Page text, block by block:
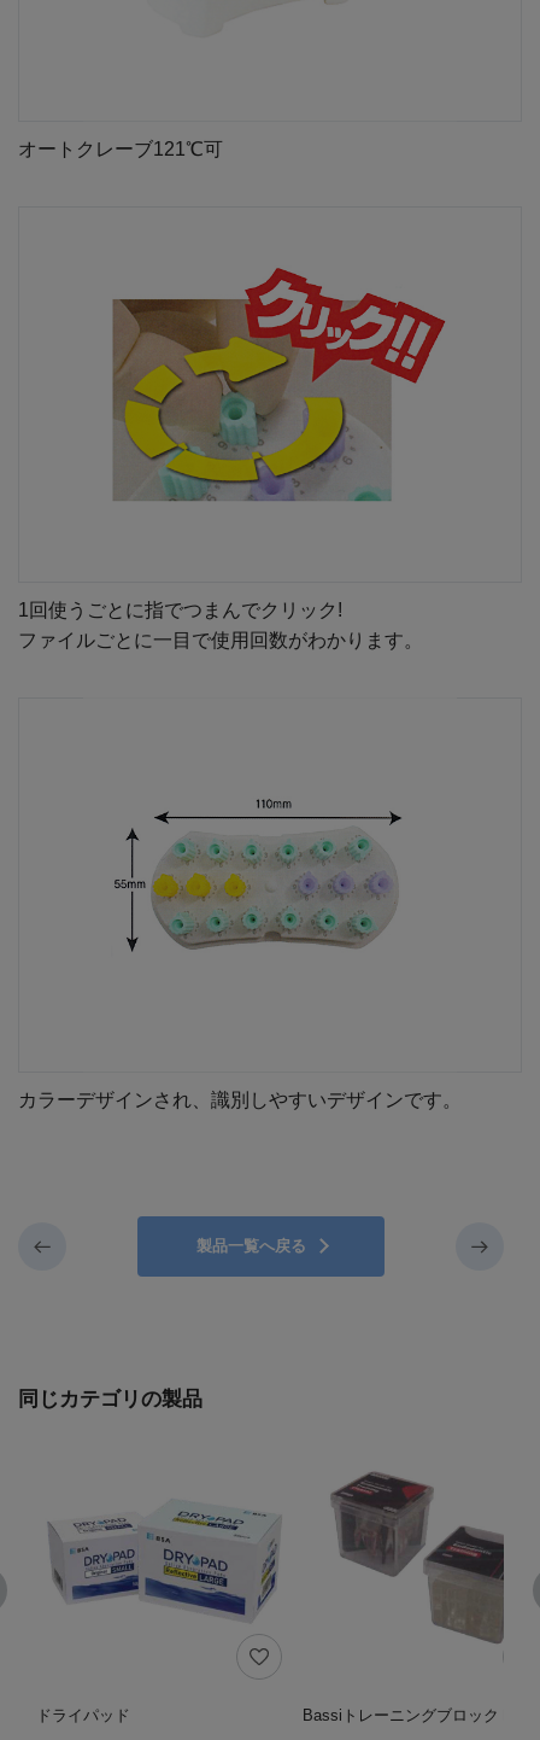
オートクレーブ121℃可
1回使うごとに指でつまんでクリック!
ファイルごとに一目で使用回数がわかります。
カラーデザインされ、識別しやすいデザインです。
製品一覧へ戻る
同じカテゴリの製品
ドライパッド BassiトレーニングブロックⅡ